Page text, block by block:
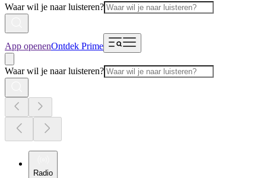
Waar wil je naar luisteren?
App openenOntdek Prime
Waar wil je naar luisteren?
Radio